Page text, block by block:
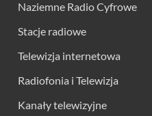
Naziemne Radio Cyfrowe
Stacje radiowe
Telewizja internetowa
Radiofonia i Telewizja
Kanały telewizyjne